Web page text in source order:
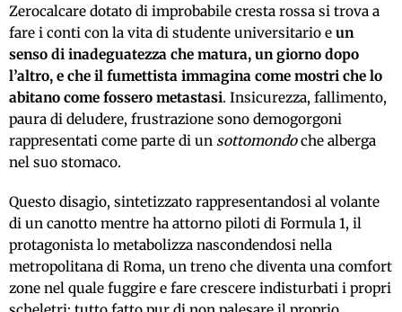
Zerocalcare dotato di improbabile cresta rossa si trova a
fare i conti con la vita di studente universitario e un
senso di inadeguatezza che matura, un giorno dopo
l’altro, e che il fumettista immagina come mostri che lo
abitano come fossero metastasi. Insicurezza, fallimento,
paura di deludere, frustrazione sono demogorgoni
rappresentati come parte di un sottomondoche alberga
nel suo stomaco.
Questo disagio, sintetizzato rappresentandosi al volante
di un canotto mentre ha attorno piloti di Formula 1, il
protagonista lo metabolizza nascondendosi nella
metropolitana di Roma, un treno che diventa una comfort
zone nel quale fuggire e fare crescere indisturbati i propri